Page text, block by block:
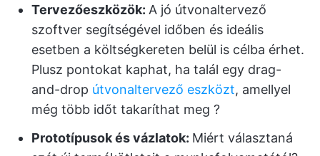
Tervezőeszközök: A jó útvonaltervező
szoftver segítségével időben és ideális
esetben a költségkereten belül is célba érhet.
Plusz pontokat kaphat, ha talál egy drag-
and-drop útvonaltervező eszközt, amellyel
még több időt takaríthat meg ?
Prototípusok és vázlatok: Miért választaná